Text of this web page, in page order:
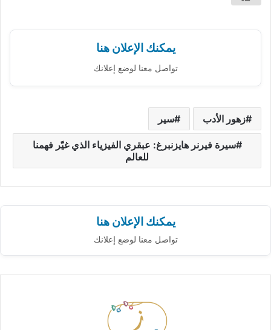
يمكنك الإعلان هنا
تواصل معنا لوضع إعلانك
زهور الأدب سير
سيرة فيرنر هايزنبرغ: عبقري الفيزياء الذي غيّر فهمنا
للعالم
يمكنك الإعلان هنا
تواصل معنا لوضع إعلانك